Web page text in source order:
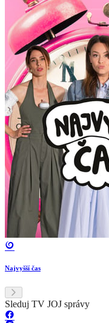
Najvyšší čas
Sleduj TV JOJ správy